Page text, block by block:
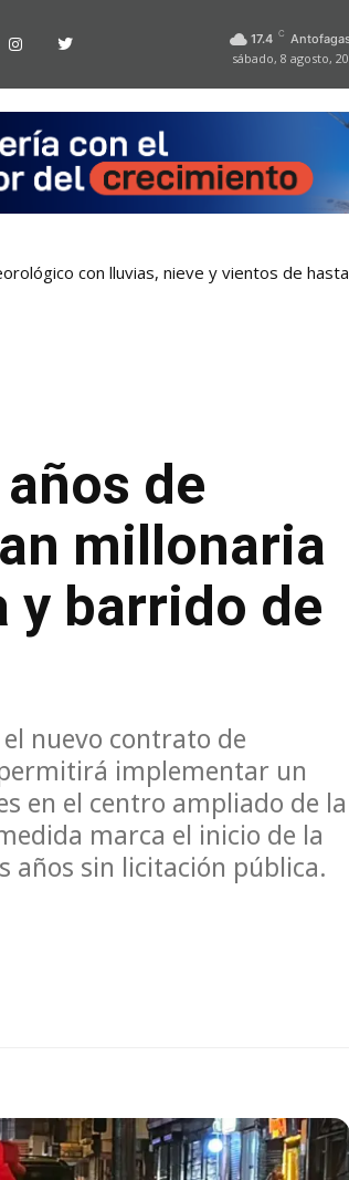
17.4 C
sábado, 8 agosto,
con lluvias, nieve y vientos de
en las micros de Antofagasta
de
millonaria
y barrido de
nuevo contrato de
implementar un
en el centro ampliado de la
marca el inicio de la
años sin licitación pública.